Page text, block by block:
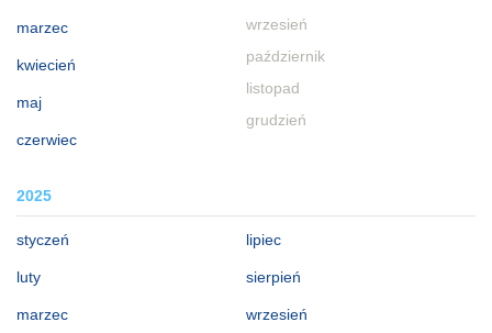
marzec
kwiecień
maj
czerwiec
wrzesień
październik
listopad
grudzień
2025
styczeń
luty
marzec
lipiec
sierpień
wrzesień